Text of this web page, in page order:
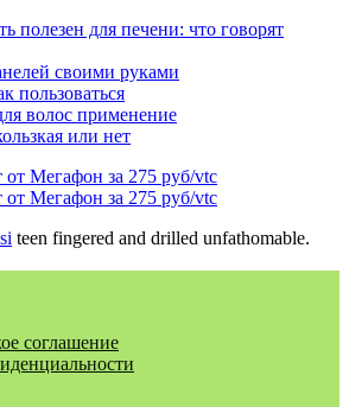
полезен для печени: что говорят
своими руками
пользоваться
волос применение
или нет
teen fingered and drilled unfathomable.
соглашение